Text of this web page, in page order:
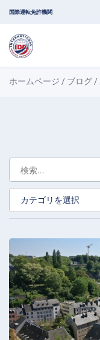
国際運転免許機関
ホームページ / ブログ /